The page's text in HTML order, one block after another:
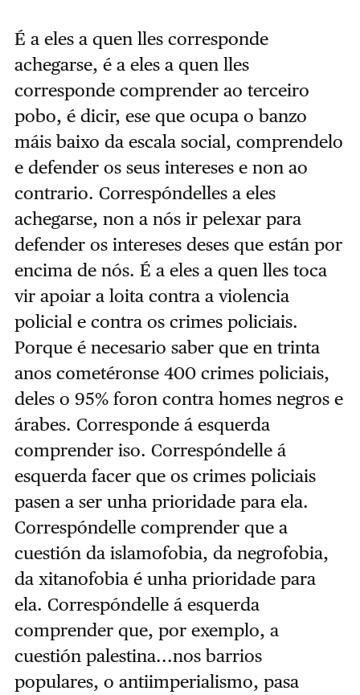
É a eles a quen lles corresponde
achegarse, é a eles a quen lles
corresponde comprender ao terceiro
pobo, é dicir, ese que ocupa o banzo
máis baixo da escala social, comprendelo
e defender os seus intereses e non ao
contrario. Correspóndelles a eles
achegarse, non a nós ir pelexar para
defender os intereses deses que están por
encima de nós. É a eles a quen lles toca
vir apoiar a loita contra a violencia
policial e contra os crimes policiais.
Porque é necesario saber que en trinta
anos cometéronse 400 crimes policiais,
deles o 95% foron contra homes negros e
árabes. Corresponde á esquerda
comprender iso. Correspóndelle á
esquerda facer que os crimes policiais
pasen a ser unha prioridade para ela.
Correspóndelle comprender que a
cuestión da islamofobia, da negrofobia,
da xitanofobia é unha prioridade para
ela. Correspóndelle á esquerda
comprender que, por exemplo, a
cuestión palestina...nos barrios
populares, o antiimperialismo, pasa